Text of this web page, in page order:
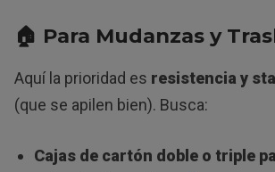
🏠 Para Mudanzas y
Aquí la prioridad es resistencia y
(que se apilen bien). Busca:
Cajas de cartón doble o triple